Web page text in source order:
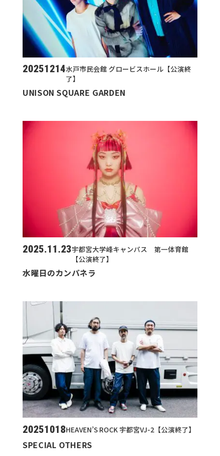
20251214水戸市民会館 グロービスホール【公演終
了】
UNISON SQUARE GARDEN
2025.11.23宇都宮大学峰キャンパス 第一体育館
【公演終了】
水曜日のカンパネラ
20251018HEAVEN’S ROCK 宇都宮VJ-2【公演終了】
SPECIAL OTHERS